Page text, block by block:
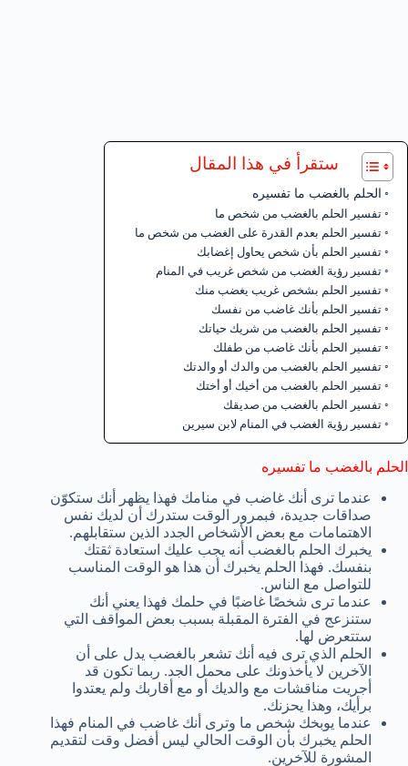
ستقرأ في هذا المقال
الحلم بالغضب ما تفسيره
تفسير الحلم بالغضب من شخص ما
تفسير الحلم بعدم القدرة على الغضب من شخص ما
تفسير الحلم بأن شخص يحاول إغضابك
تفسير رؤية الغضب من شخص غريب في المنام
تفسير الحلم بشخص غريب يغضب منك
تفسير الحلم بأنك غاضب من نفسك
تفسير الحلم بالغضب من شريك حياتك
تفسير الحلم بأنك غاضب من طفلك
تفسير الحلم بالغضب من والدك أو والدتك
تفسير الحلم بالغضب من أخيك أو أختك
تفسير الحلم بالغضب من صديقك
تفسير رؤية الغضب في المنام لابن سيرين
الحلم بالغضب ما تفسيره
عندما ترى أنك غاضب في منامك فهذا يظهر أنك ستكوّن
صداقات جديدة، فبمرور الوقت ستدرك أن لديك نفس
الاهتمامات مع بعض الأشخاص الجدد الذين ستقابلهم.
يخبرك الحلم بالغضب أنه يجب عليك استعادة ثقتك
بنفسك. فهذا الحلم يخبرك أن هذا هو الوقت المناسب
للتواصل مع الناس.
عندما ترى شخصًا غاضبًا في حلمك فهذا يعني أنك
ستنزعج في الفترة المقبلة بسبب بعض المواقف التي
ستتعرض لها.
الحلم الذي ترى فيه أنك تشعر بالغضب يدل على أن
الآخرين لا يأخذونك على محمل الجد. ربما تكون قد
أجريت مناقشات مع والديك أو مع أقاربك ولم يعتدوا
برأيك، وهذا يحزنك.
عندما يوبخك شخص ما وترى أنك غاضب في المنام فهذا
الحلم يخبرك بأن الوقت الحالي ليس أفضل وقت لتقديم
المشورة للآخرين.